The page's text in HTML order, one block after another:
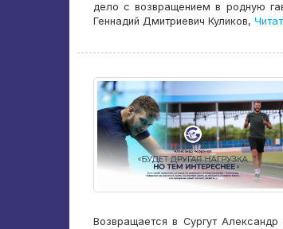
дело с возвращением в родную
Геннадий Дмитриевич Куликов,
Возвращается в Сургут